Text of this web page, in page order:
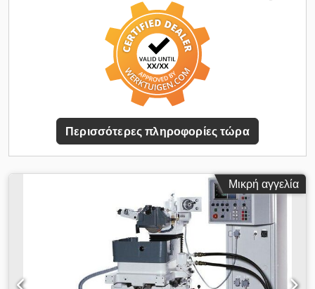
βήμα 1° Περιλαμβάνεται σύστημα φίλτρου ζώνης
Περισσότερες πληροφορίες τώρα
Μικρή αγγελία